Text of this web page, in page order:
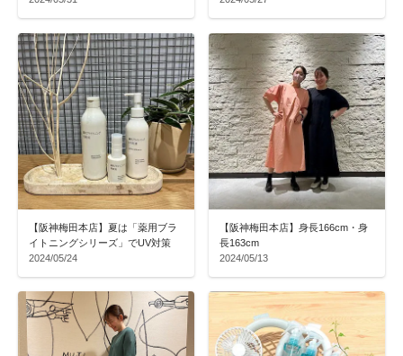
【阪神梅田本店】夏は「薬用ブラ
イトニングシリーズ」でUV対策
2024/05/24
【阪神梅田本店】身長166cm・身
長163cm
2024/05/13